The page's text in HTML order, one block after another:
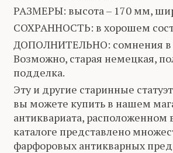
РАЗМЕРЫ: высота – 170 мм,
СОХРАННОСТЬ: в хорошем
ДОПОЛНИТЕЛЬНО: сомнения в
Возможно, старая немецкая,
подделка.
Эту и другие старинные
вы можете купить в нашем
антиквариата, расположенном
каталоге представлено
фарфоровых антикварных